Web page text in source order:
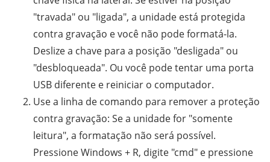
"travada" ou "ligada", a unidade está protegida
contra gravação e você não pode formatá-la.
Deslize a chave para a posição "desligada" ou
"desbloqueada". Ou você pode tentar uma porta
USB diferente e reiniciar o computador.
Use a linha de comando para remover a proteção
contra gravação: Se a unidade for "somente
leitura", a formatação não será possível.
Pressione Windows + R, digite "cmd" e pressione